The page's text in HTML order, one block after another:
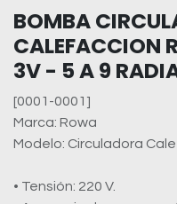
BOMBA
CALEFACCION
3V - 5 A 9
[0001-0001]
Marca: Rowa
Modelo: Circuladora
• Tensión: 220 V.